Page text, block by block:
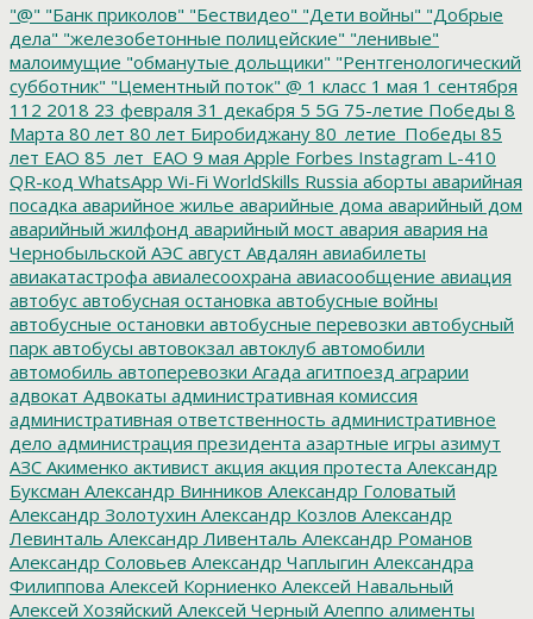
"@" "Банк приколов" "Бествидео" "Дети войны" "Добрые
дела" "железобетонные полицейские" "ленивые"
малоимущие "обманутые дольщики" "Рентгенологический
субботник" "Цементный поток" @ 1 класс 1 мая 1 сентября
112 2018 23 февраля 31 декабря 5 5G 75-летие Победы 8
Марта 80 лет 80 лет Биробиджану 80_летие_Победы 85
лет ЕАО 85_лет_ЕАО 9 мая Apple Forbes Instagram L-410
QR-код WhatsApp Wi-Fi WorldSkills Russia аборты аварийная
посадка аварийное жилье аварийные дома аварийный дом
аварийный жилфонд аварийный мост авария авария на
Чернобыльской АЭС август Авдалян авиабилеты
авиакатастрофа авиалесоохрана авиасообщение авиация
автобус автобусная остановка автобусные войны
автобусные остановки автобусные перевозки автобусный
парк автобусы автовокзал автоклуб автомобили
автомобиль автоперевозки Агада агитпоезд аграрии
адвокат Адвокаты административная комиссия
административная ответственность административное
дело администрация президента азартные игры азимут
АЗС Акименко активист акция акция протеста Александр
Буксман Александр Винников Александр Головатый
Александр Золотухин Александр Козлов Александр
Левинталь Александр Ливенталь Александр Романов
Александр Соловьев Александр Чаплыгин Александра
Филиппова Алексей Корниенко Алексей Навальный
Алексей Хозяйский Алексей Черный Алеппо алименты